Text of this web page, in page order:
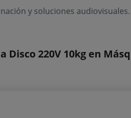
y soluciones audiovisuales.
Disco 220V 10kg en